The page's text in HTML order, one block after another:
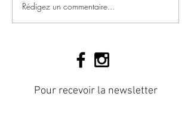
Rédigez un commentaire...
Pour recevoir la newsletter